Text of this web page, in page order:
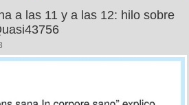
a las 11 y a las 12: hilo sobre